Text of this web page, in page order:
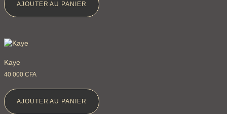
AJOUTER AU PANIER
Kaye
40 000 CFA
AJOUTER AU PANIER